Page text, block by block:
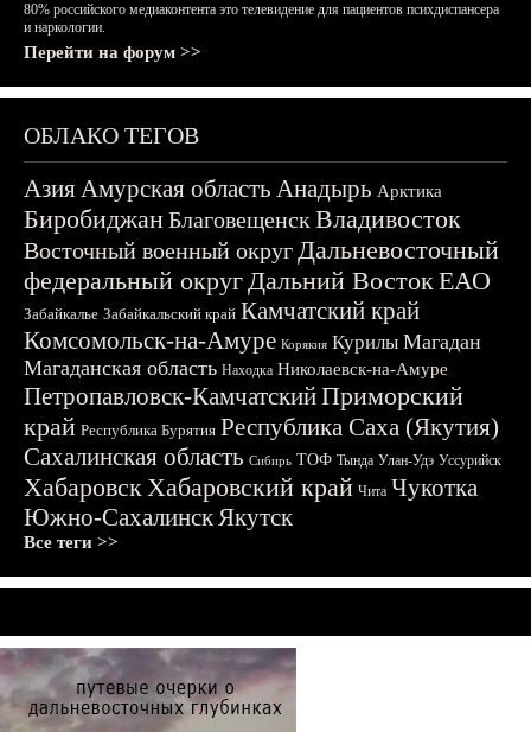
80% российского медиаконтента это телевидение для пациентов психдиспансера
и наркологии.
Перейти на форум >>
ОБЛАКО ТЕГОВ
АзияАмурская область Анадырь Арктика
БиробиджанБлаговещенскВладивосток
Восточный военный округДальневосточный
федеральный округДальний ВостокЕАО
Забайкалье Забайкальский край Камчатский край
Комсомольск-на-Амуре Корякия Курилы Магадан
Магаданская область Находка Николаевск-на-Амуре
Петропавловск-КамчатскийПриморский
край Республика Бурятия Республика Саха (Якутия)
Сахалинская область Сибирь ТОФ Тында Улан-Удэ Уссурийск
ХабаровскХабаровский край Чита Чукотка
Южно-СахалинскЯкутск
Все теги >>